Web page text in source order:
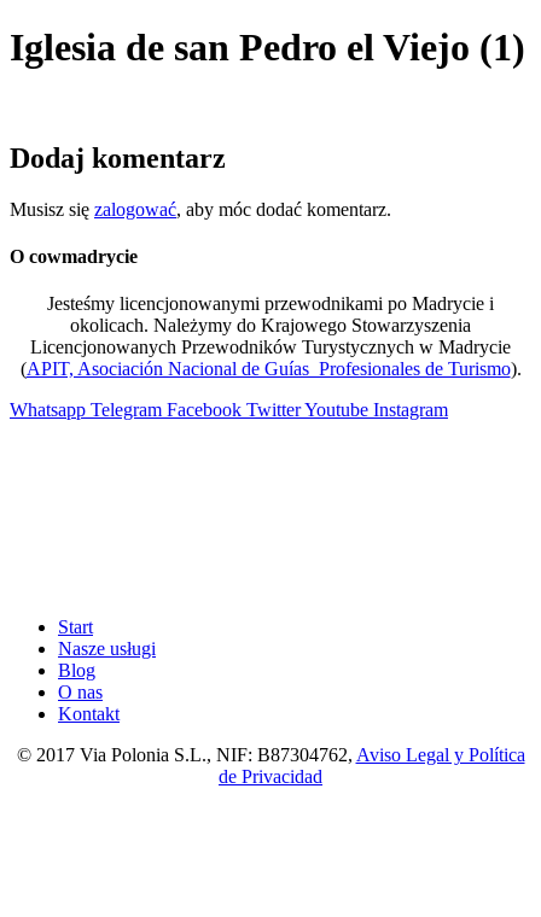
Iglesia de san Pedro el Viejo (1)
Dodaj komentarz
Musisz się zalogować, aby móc dodać komentarz.
O cowmadrycie
Jesteśmy licencjonowanymi przewodnikami po Madrycie i
okolicach. Należymy do Krajowego Stowarzyszenia
Licencjonowanych Przewodników Turystycznych w Madrycie
(APIT, Asociación Nacional de Guías Profesionales de Turismo).
Whatsapp Telegram Facebook TwitterYoutube Instagram
Start
Nasze usługi
Blog
O nas
Kontakt
© 2017 Via Polonia S.L., NIF: B87304762, Aviso Legal y Política
de Privacidad